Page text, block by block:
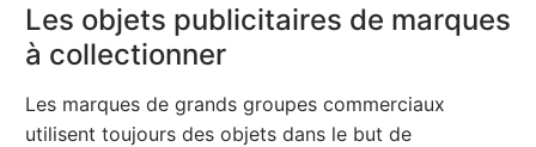
Les objets publicitaires de marques
à collectionner
Les marques de grands groupes commerciaux
utilisent toujours des objets dans le but de